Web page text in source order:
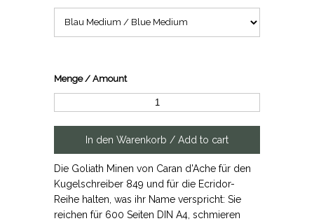
Menge / Amount
Die Goliath Minen von Caran d'Ache für den
Kugelschreiber 849 und für die Ecridor-
Reihe halten, was ihr Name verspricht: Sie
reichen für 600 Seiten DIN A4, schmieren